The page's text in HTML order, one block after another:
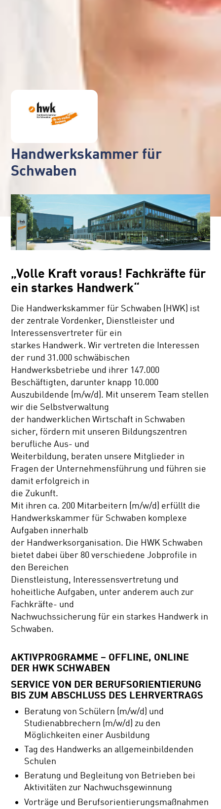
Handwerkskammer für
Schwaben
„Volle Kraft voraus! Fachkräfte für
ein starkes Handwerk“
Die Handwerkskammer für Schwaben (HWK) ist
der zentrale Vordenker, Dienstleister und
Interessensvertreter für ein
starkes Handwerk. Wir vertreten die Interessen
der rund 31.000 schwäbischen
Handwerksbetriebe und ihrer 147.000
Beschäftigten, darunter knapp 10.000
Auszubildende (m/w/d). Mit unserem Team stellen
wir die Selbstverwaltung
der handwerklichen Wirtschaft in Schwaben
sicher, fördern mit unseren Bildungszentren
berufliche Aus- und
Weiterbildung, beraten unsere Mitglieder in
Fragen der Unternehmensführung und führen sie
damit erfolgreich in
die Zukunft.
Mit ihren ca. 200 Mitarbeitern (m/w/d) erfüllt die
Handwerkskammer für Schwaben komplexe
Aufgaben innerhalb
der Handwerksorganisation. Die HWK Schwaben
bietet dabei über 80 verschiedene Jobprofile in
den Bereichen
Dienstleistung, Interessensvertretung und
hoheitliche Aufgaben, unter anderem auch zur
Fachkräfte- und
Nachwuchssicherung für ein starkes Handwerk in
Schwaben.
AKTIVPROGRAMME – OFFLINE, ONLINE
DER HWK SCHWABEN
SERVICE VON DER BERUFSORIENTIERUNG
BIS ZUM ABSCHLUSS DES LEHRVERTRAGS
Beratung von Schülern (m/w/d) und
Studienabbrechern (m/w/d) zu den
Möglichkeiten einer Ausbildung
Tag des Handwerks an allgemeinbildenden
Schulen
Beratung und Begleitung von Betrieben bei
Aktivitäten zur Nachwuchsgewinnung
Vorträge und Berufsorientierungsmaßnahmen